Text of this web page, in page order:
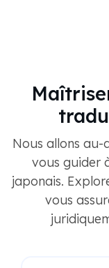
Nous allons
vous guider
japonais.
vous